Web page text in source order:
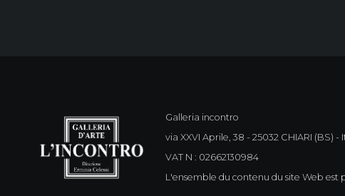
Galleria incontro
via XXVI Aprile, 38 - 25032 CHIARI (BS) -
VAT N : 02662130984
L'ensemble du contenu du site Web